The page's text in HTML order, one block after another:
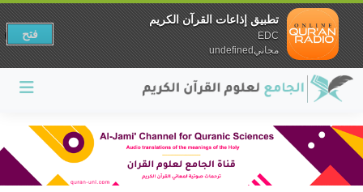
تطبيق إذاعات القرآن الكريم
EDC
مجانيundefined
فتح